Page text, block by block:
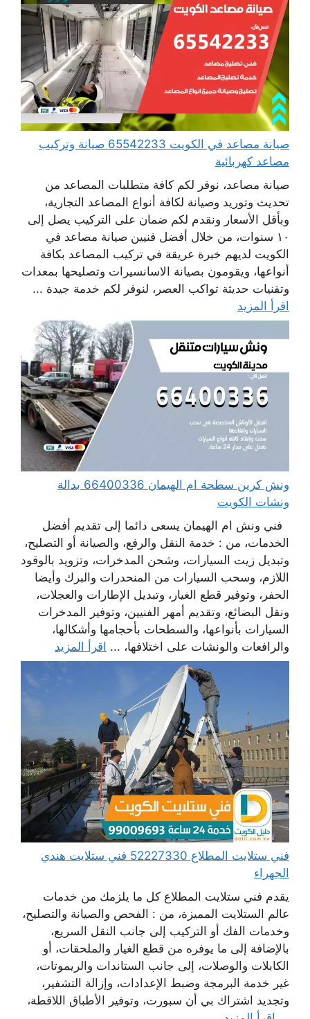
صيانة مصاعد في الكويت 65542233 صيانة وتركيب
مصاعد كهربائية
صيانة مصاعد، نوفر لكم كافة متطلبات المصاعد من
تحديث وتوريد وصيانة لكافة أنواع المصاعد التجارية،
وبأقل الأسعار ونقدم لكم ضمان على التركيب يصل إلى
١٠ سنوات، من خلال أفضل فنيين صيانة مصاعد في
الكويت لديهم خبرة عريقة في تركيب المصاعد بكافة
أنواعها، ويقومون بصيانة الاسانسيرات وتصليحها بمعدات
وتقنيات حديثة تواكب العصر، لنوفر لكم خدمة جيدة ...
اقرأ المزيد
ونش كرين سطحة ام الهيمان 66400336 بدالة
ونشات الكويت
فني ونش ام الهيمان يسعى دائما إلى تقديم أفضل
الخدمات، من : خدمة النقل والرفع، والصيانة أو التصليح،
وتبديل زيت السيارات، وشحن المدخرات، وتزويد بالوقود
اللازم، وسحب السيارات من المنحدرات والبرك وأيضا
الحفر، وتوفير قطع الغيار، وتبديل الإطارات والعجلات،
ونقل البضائع، وتقديم أمهر الفنيين، وتوفير المدخرات
السيارات بأنواعها، والسطحات بأحجامها وأشكالها،
والرافعات والونشات على اختلافها، ... اقرأ المزيد
فني ستلايت المطلاع 52227330 فني ستلايت هندي
الجهراء
يقدم فني ستلايت المطلاع كل ما يلزمك من خدمات
عالم الستلايت المميزة، من : الفحص والصيانة والتصليح،
وخدمات الفك أو التركيب إلى جانب النقل السريع،
بالإضافة إلى ما يوفره من قطع الغيار والملحقات، أو
الكابلات والوصلات، إلى جانب الستاندات والريموتات،
غير خدمة البرمجة وضبط الإعدادات، وإزالة التشفير،
وتجديد اشتراك بي أن سبورت، وتوفير الأطباق اللاقطة،